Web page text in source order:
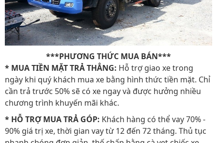
***PHƯƠNG THỨC MUA BÁN***
* MUA TIỀN MẶT TRẢ THẲNG: Hỗ trợ giao xe trong
ngày khi quý khách mua xe bằng hình thức tiền mặt. Chỉ
cần trả trước 50% sẽ có xe ngay và được hưởng nhiều
chương trình khuyến mãi khác.
* HỖ TRỢ MUA TRẢ GÓP: Khách hàng có thể vay 70% -
90% giá trị xe, thời gian vay từ 12 đến 72 tháng. Thủ tục